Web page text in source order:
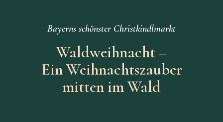
Bayerns schönster Christkindlmarkt
Waldweihnacht –
Ein Weihnachtszauber
mitten im Wald